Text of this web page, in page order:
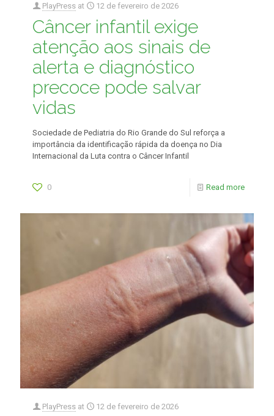
PlayPress at 12 de fevereiro de 2026
Câncer infantil exige
atenção aos sinais de
alerta e diagnóstico
precoce pode salvar
vidas
Sociedade de Pediatria do Rio Grande do Sul reforça a
importância da identificação rápida da doença no Dia
Internacional da Luta contra o Câncer Infantil
0 Read more
PlayPress at 12 de fevereiro de 2026